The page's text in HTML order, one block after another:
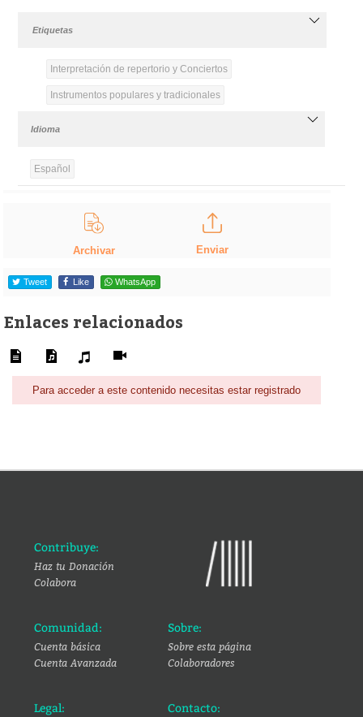
Etiquetas
Interpretación de repertorio y Conciertos
Instrumentos populares y tradicionales
Idioma
Español
Archivar Enviar
Tweet Like WhatsApp
Enlaces relacionados
Para acceder a este contenido necesitas estar registrado
Contribuye:
Haz tu Donación
Colabora
Comunidad:
Cuenta básica
Cuenta Avanzada
Sobre:
Sobre esta página
Colaboradores
Legal: Contacto: